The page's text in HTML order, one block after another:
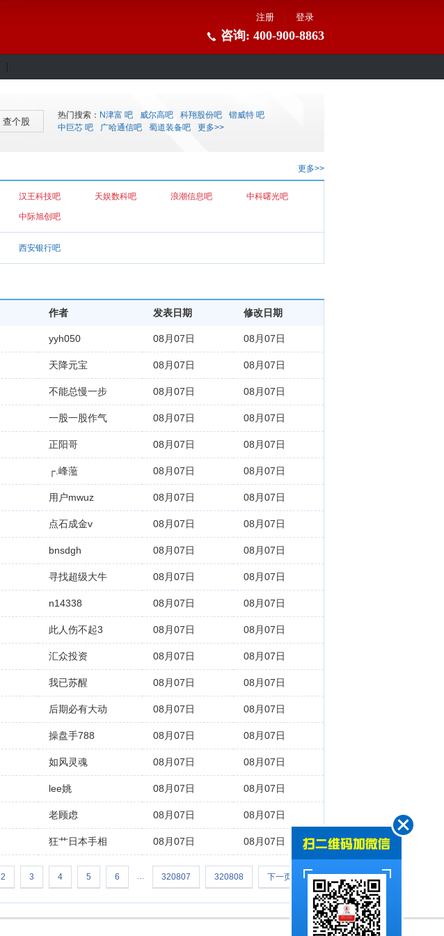
注册 登录
咨询: 400-900-8863
查个股
热门搜索： N津富 吧 威尔高吧 科翔股份吧
锴威特 吧
中巨芯 吧
广哈通信吧 蜀道装备吧 更多>>
更多>>
汉王科技吧 天娱数科吧 浪潮信息吧 中科曙光吧
中际旭创吧
西安银行吧
作者 发表日期 修改日期
yyh050 08月07日 08月07日
天降元宝 08月07日 08月07日
不能总慢一步 08月07日 08月07日
一股一股作气 08月07日 08月07日
正阳哥 08月07日 08月07日
┌.峰蘫ゝ 08月07日 08月07日
用户mwuz 08月07日 08月07日
点石成金v 08月07日 08月07日
bnsdgh 08月07日 08月07日
寻找超级大牛 08月07日 08月07日
n14338 08月07日 08月07日
此人伤不起3 08月07日 08月07日
汇众投资 08月07日 08月07日
我已苏醒 08月07日 08月07日
后期必有大动 08月07日 08月07日
操盘手788 08月07日 08月07日
如风灵魂 08月07日 08月07日
lee姚 08月07日 08月07日
老顾虑 08月07日 08月07日
狂艹日本手相 08月07日 08月07日
2 3 4 5 6 … 320807 320808 下一页 >>